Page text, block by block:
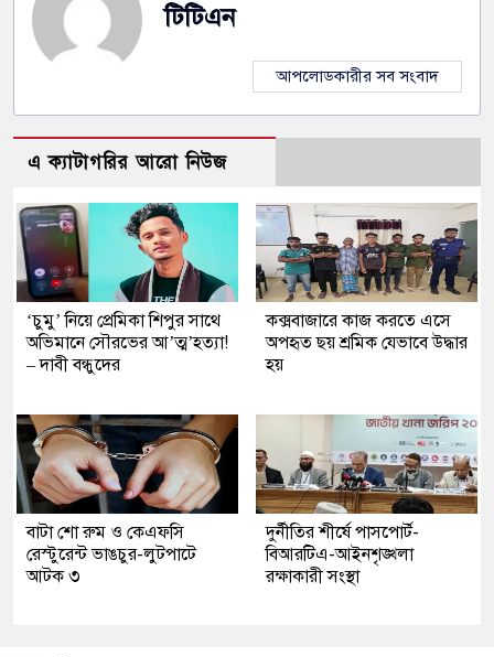
টিটিএন
আপলোডকারীর সব সংবাদ
এ ক্যাটাগরির আরো নিউজ
‘চুমু’ নিয়ে প্রেমিকা শিপুর সাথে
অভিমানে সৌরভের আ’ত্ম’হত্যা!
– দাবী বন্ধুদের
কক্সবাজারে কাজ করতে এসে
অপহৃত ছয় শ্রমিক যেভাবে উদ্ধার
হয়
বাটা শো রুম ও কেএফসি
রেস্টুরেন্ট ভাঙচুর-লুটপাটে
আটক ৩
দুর্নীতির শীর্ষে পাসপোর্ট-
বিআরটিএ-আইনশৃঙ্খলা
রক্ষাকারী সংস্থা